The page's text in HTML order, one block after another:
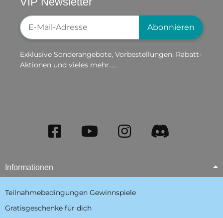
Newsletter-Registrierung
Abonnieren
Exklusive Sonderangebote, Vorbestellungen, Rabatt-
Aktionen und vieles mehr.....
Informationen
Teilnahmebedingungen Gewinnspiele
Gratisgeschenke für dich